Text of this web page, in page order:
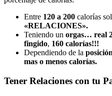
Entre 120 a 200 calorías
«RELACIONES».
Teniendo un orgas… real
fingido, 160 calorías!!!
Dependiendo de la posición
mas o menos calorías.
Tener Relaciones con tu